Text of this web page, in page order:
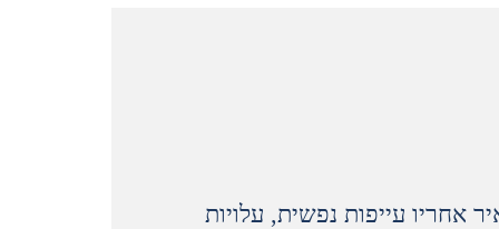
אחריו עייפות נפשית, עלויות